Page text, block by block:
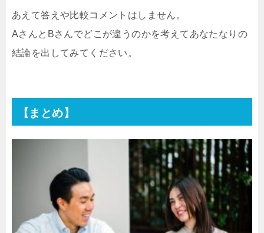
あえて答えや比較コメントはしません。
Aさんと Bさんでどこが違うのかを考えてあなたなりの
結論を出してみてください。
【まとめ】